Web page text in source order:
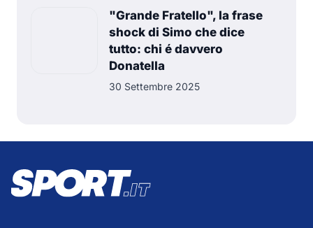
"Grande Fratello", la frase
shock di Simo che dice
tutto: chi é davvero
Donatella
30 Settembre 2025